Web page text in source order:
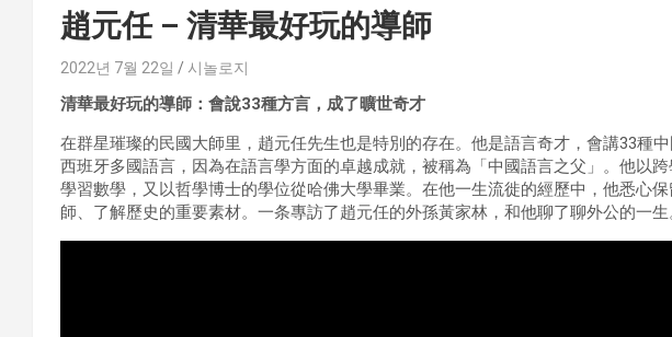
趙元任 – 清華最好玩的導師
2022년 7월 22일 시놀로지
清華最好玩的導師：會說33種方言，成了曠世奇才
在群星璀璨的民國大師里，趙元任先生也是特別的存在。他是語言奇才，會講33種
西班牙多國語言，因為在語言學方面的卓越成就，被稱為「中國語言之父」。他以
學習數學，又以哲學博士的學位從哈佛大學畢業。在他一生流徙的經歷中，他悉心
師、了解歷史的重要素材。一条專訪了趙元任的外孫黃家林，和他聊了聊外公的一生